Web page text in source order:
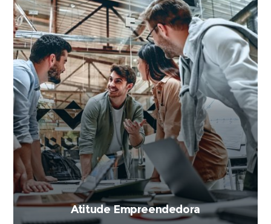
Atitude Empreendedora